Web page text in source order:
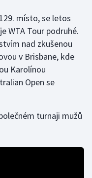
místo, se letos
WTA Tour podruhé.
nad zkušenou
v Brisbane, kde
Karolínou
Open se
turnaji mužů